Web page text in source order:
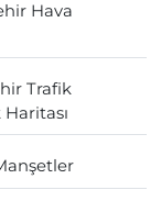
Hava
Trafik